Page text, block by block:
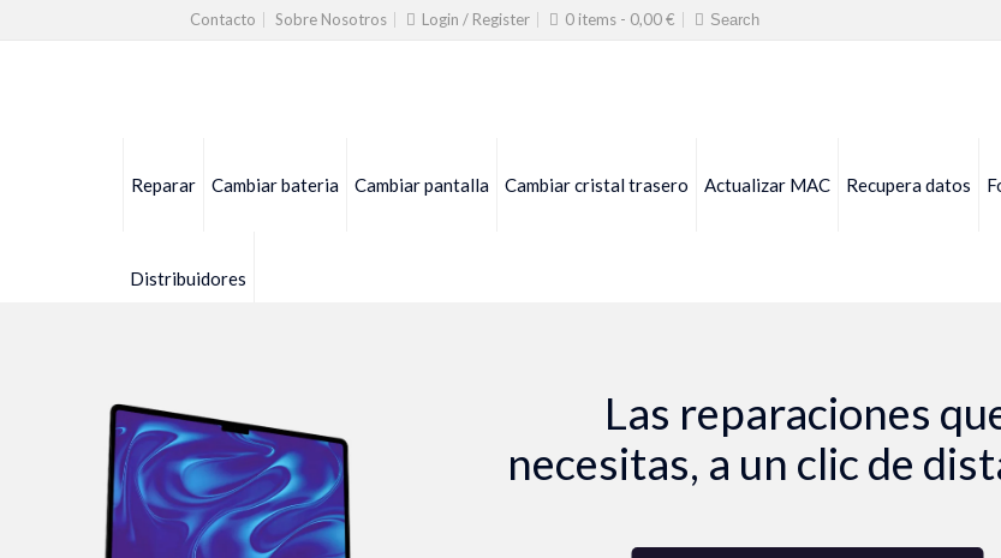
Contacto Sobre Nosotros Login / Register 0 items - 0,00€
Reparar Cambiar bateria Cambiar pantalla Cambiar cristal trasero Actualizar MAC Recupera datos
Distribuidores
Las reparaciones
necesitas, a un clic de